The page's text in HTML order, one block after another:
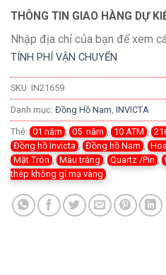
THÔNG TIN GIAO HÀNG DỰ
Nhập địa chỉ của bạn để xem
TÍNH PHÍ VẬN CHUYỂN
SKU: IN21659
Danh mục: Đồng Hồ Nam INVICTA
Thẻ: 01 năm 05 năm 10 ATM
Đồng hồ Invicta
Đồng hồ Nam
Mặt Tròn
Màu trắng Quartz /Pin
thép không gỉ mạ vàng